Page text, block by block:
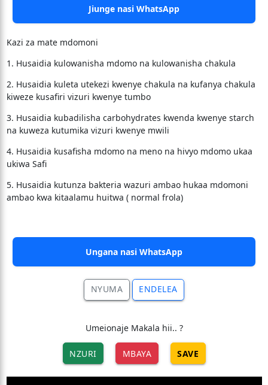
Jiunge nasi WhatsApp
Kazi za mate mdomoni
1. Husaidia kulowanisha mdomo na kulowanisha chakula
2. Husaidia kuleta utekezi kwenye chakula na kufanya chakula
kiweze kusafiri vizuri kwenye tumbo
3. Husaidia kubadilisha carbohydrates kwenda kwenye starch
na kuweza kutumika vizuri kwenye mwili
4. Husaidia kusafisha mdomo na meno na hivyo mdomo ukaa
ukiwa Safi
5. Husaidia kutunza bakteria wazuri ambao hukaa mdomoni
ambao kwa kitaalamu huitwa ( normal frola)
Ungana nasi WhatsApp
NYUMA ENDELEA
Umeionaje Makala hii.. ?
NZURI MBAYA SAVE